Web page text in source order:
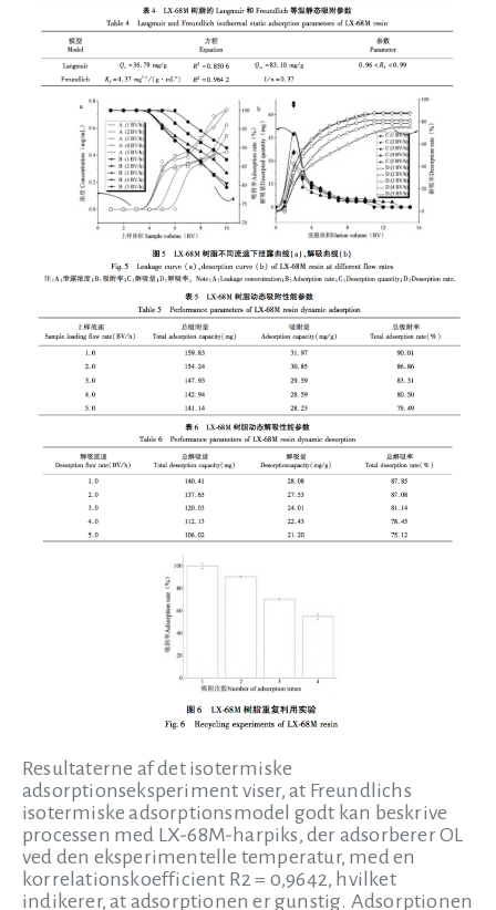
Resultaterne af det isotermiske
adsorptionseksperiment viser, at Freundlichs
isotermiske adsorptionsmodel godt kan beskrive
processen med LX-68M-harpiks, der adsorberer OL
ved den eksperimentelle temperatur, med en
korrelationskoefficient R2 = 0,9642, hvilket
indikerer, at adsorptionen er gunstig. Adsorptionen